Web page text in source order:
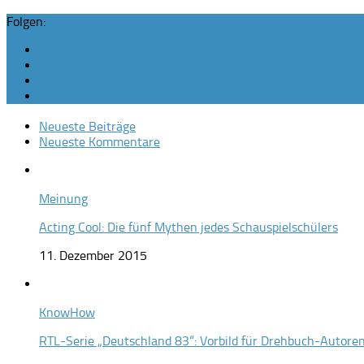
Folgen:
Neueste Beiträge
Neueste Kommentare
Meinung
Acting Cool: Die fünf Mythen jedes Schauspielschülers
11. Dezember 2015
KnowHow
RTL-Serie „Deutschland 83“: Vorbild für Drehbuch-